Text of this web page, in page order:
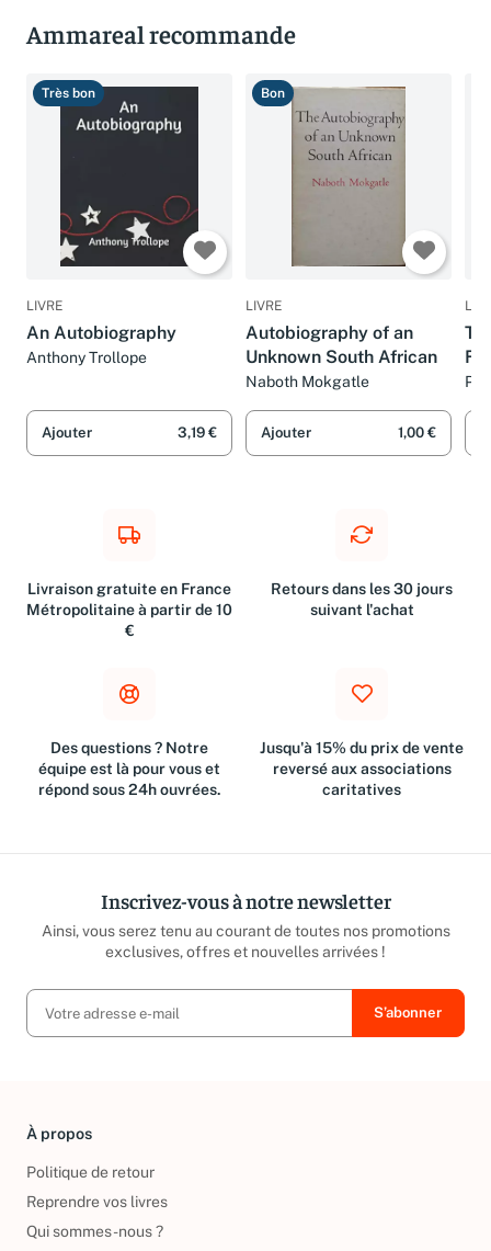
Ammareal recommande
Très bon
LIVRE
An Autobiography
Anthony Trollope
Ajouter 3,19 €
Bon
LIVRE
Autobiography of an
Unknown South African
Naboth Mokgatle
Ajouter 1,00 €
Livraison gratuite en France
Métropolitaine à partir de 10
€
Retours dans les 30 jours
suivant l'achat
Des questions ? Notre
équipe est là pour vous et
répond sous 24h ouvrées.
Jusqu'à 15% du prix de vente
reversé aux associations
caritatives
Inscrivez-vous à notre newsletter
Ainsi, vous serez tenu au courant de toutes nos promotions
exclusives, offres et nouvelles arrivées !
À propos
Politique de retour
Reprendre vos livres
Qui sommes-nous ?